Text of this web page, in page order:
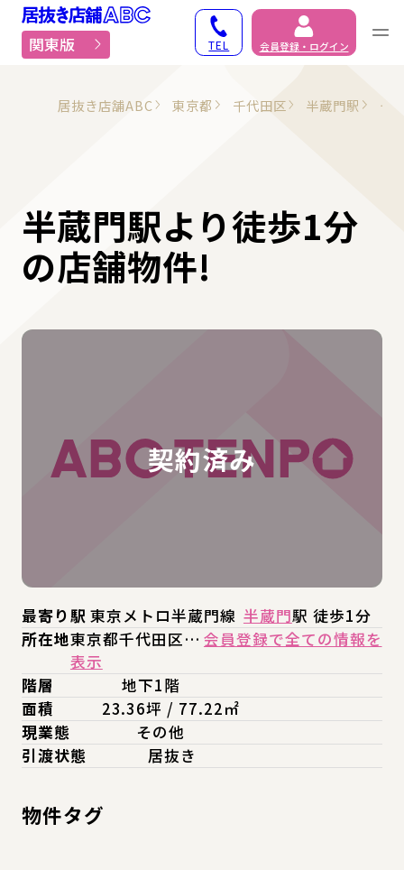
居抜き物件・貸店舗で
関東版 TEL 会員登録・ログイン
居抜き店舗ABC 東京都 千代田区 半蔵門駅 そ
半蔵門駅より徒歩1分
の店舗物件!
最寄り駅 東京メトロ半蔵門線 半蔵門駅 徒歩1分
所在地東京都千代田区… 会員登録で全ての情報を
表示
階層
地下1階
面積
23.36坪 / 77.22㎡
現業態
その他
引渡状態
居抜き
物件タグ